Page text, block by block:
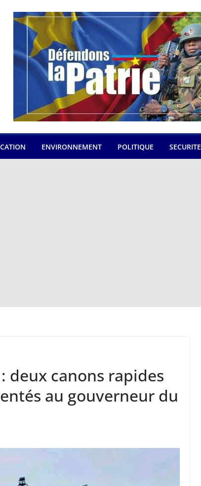
ENVIRONNEMENT POLITIQUE SECURITE
deux canons rapides
au gouverneur du